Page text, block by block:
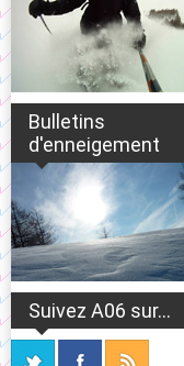
Bulletins
d'enneigement
Suivez A06 sur...